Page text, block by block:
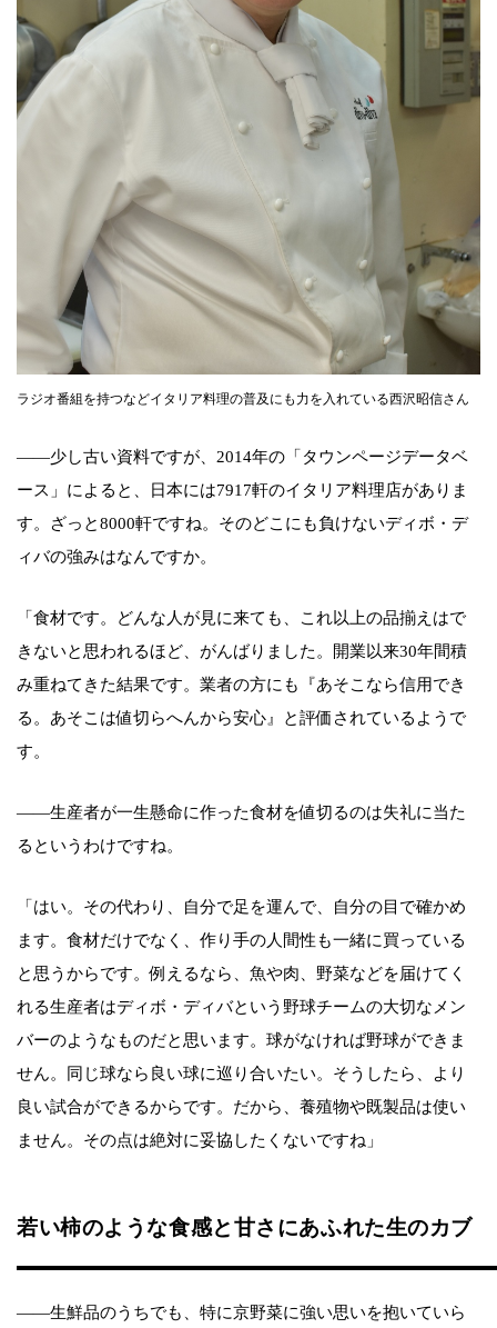
ラジオ番組を持つなどイタリア料理の普及にも力を入れている西沢昭信さん
――少し古い資料ですが、2014年の「タウンページデータベ
ース」によると、日本には7917軒のイタリア料理店がありま
す。ざっと8000軒ですね。そのどこにも負けないディボ・デ
ィバの強みはなんですか。
「食材です。どんな人が見に来ても、これ以上の品揃えはで
きないと思われるほど、がんばりました。開業以来30年間積
み重ねてきた結果です。業者の方にも『あそこなら信用でき
る。あそこは値切らへんから安心』と評価されているようで
す。
――生産者が一生懸命に作った食材を値切るのは失礼に当た
るというわけですね。
「はい。その代わり、自分で足を運んで、自分の目で確かめ
ます。食材だけでなく、作り手の人間性も一緒に買っている
と思うからです。例えるなら、魚や肉、野菜などを届けてく
れる生産者はディボ・ディバという野球チームの大切なメン
バーのようなものだと思います。球がなければ野球ができま
せん。同じ球なら良い球に巡り合いたい。そうしたら、より
良い試合ができるからです。だから、養殖物や既製品は使い
ません。その点は絶対に妥協したくないですね」
若い柿のような食感と甘さにあふれた生のカブ
――生鮮品のうちでも、特に京野菜に強い思いを抱いていら